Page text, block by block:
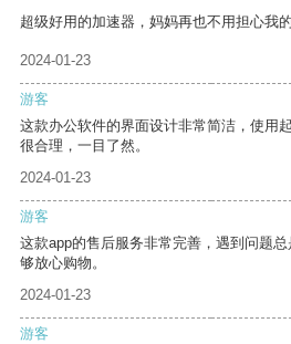
超级好用的加速器，妈妈再也不用担心我
2024-01-23
游客
这款办公软件的界面设计非常简洁，使用
很合理，一目了然。
2024-01-23
游客
这款app的售后服务非常完善，遇到问题
够放心购物。
2024-01-23
游客